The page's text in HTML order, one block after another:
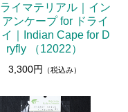
ライマテリアル｜イン
ンケープ for ドライ
｜Indian Cape for D
ryfly （12022）
3,300円 （税込み）